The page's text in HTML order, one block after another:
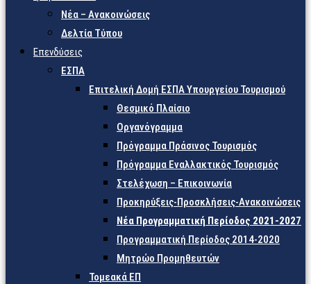
Νέα – Ανακοινώσεις
Δελτία Τύπου
Επενδύσεις
ΕΣΠΑ
Επιτελική Δομή ΕΣΠΑ Υπουργείου Τουρισμού
Θεσμικό Πλαίσιο
Οργανόγραμμα
Πρόγραμμα Πράσινος Τουρισμός
Πρόγραμμα Εναλλακτικός Τουρισμός
Στελέχωση – Επικοινωνία
Προκηρύξεις-Προσκλήσεις-Ανακοινώσεις
Νέα Προγραμματική Περίοδος 2021-2027
Προγραμματική Περίοδος 2014-2020
Μητρώο Προμηθευτών
Τομεακά ΕΠ